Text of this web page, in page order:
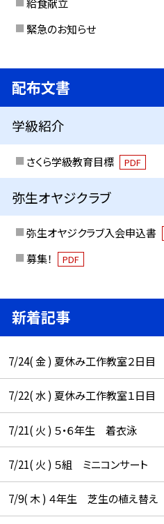
緊急のお知らせ
配布文書
学級紹介
さくら学級教育目標 PDF
弥生オヤジクラブ
弥生オヤジクラブ入会申込書
募集！ PDF
新着記事
7/24( 金 ) 夏休み工作教室２日目
7/22( 水 ) 夏休み工作教室１日目
7/21( 火 ) ５・６年生 着衣泳
7/21( 火 ) ５組 ミニコンサート
7/9( 木 ) ４年生 芝生の植え替え